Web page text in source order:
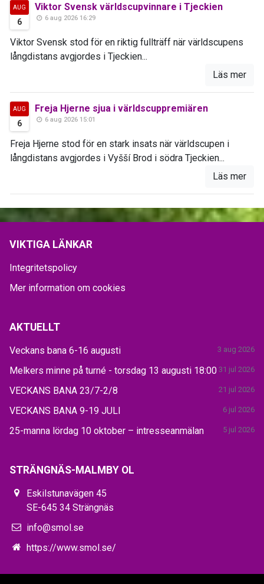
AUG
6
Viktor Svensk världscupvinnare i Tjeckien
6 aug 2026 16:29
Viktor Svensk stod för en riktig fullträff när världscupens
långdistans avgjordes i Tjeckien...
Läs mer
AUG
6
Freja Hjerne sjua i världscuppremiären
6 aug 2026 15:01
Freja Hjerne stod för en stark insats när världscupen i
långdistans avgjordes i Vyšší Brod i södra Tjeckien...
Läs mer
VIKTIGA LÄNKAR
Integritetspolicy
Mer information om cookies
AKTUELLT
Veckans bana 6-16 augusti 3 aug 2026
Melkers minne på turné - torsdag 13 augusti 18:00 31 jul 2026
VECKANS BANA 23/7-2/8 21 jul 2026
VECKANS BANA 9-19 JULI 6 jul 2026
25-manna lördag 10 oktober – intresseanmälan 5 jul 2026
STRÄNGNÄS-MALMBY OL
Eskilstunavägen 45
SE-645 34 Strängnäs
info@smol.se
https://www.smol.se/